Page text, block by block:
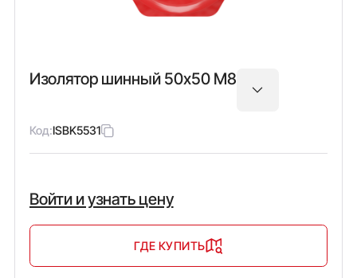
Изолятор шинный 50х50 М8
Код:ISBK5531
Войти и узнать цену
ГДЕ КУПИТЬ